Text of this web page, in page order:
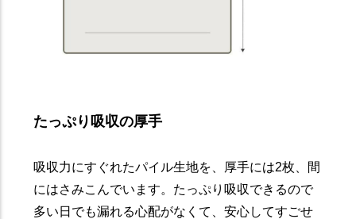
たっぷり吸収の厚手
吸収力にすぐれたパイル生地を、厚手には2枚、間
にはさみこんでいます。たっぷり吸収できるので
多い日でも漏れる心配がなくて、安心してすごせ